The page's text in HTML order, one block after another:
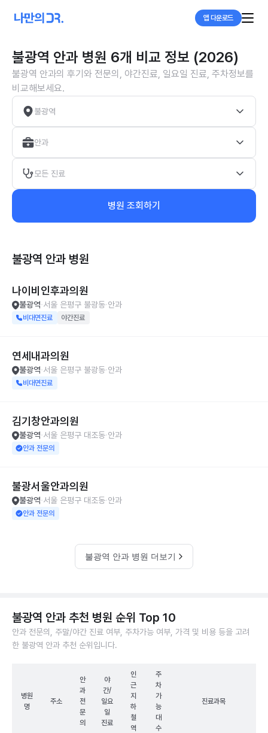
앱 다운로드
불광역 안과 병원 6개 비교 정보 (2026)
불광역 안과의 후기와 전문의, 야간진료, 일요일 진료, 주차정보를
비교해보세요.
불광역
안과
모든 진료
병원 조회하기
불광역 안과 병원
나이비인후과의원
불광역 서울 은평구 불광동 안과
비대면진료 야간진료
연세내과의원
불광역 서울 은평구 불광동 안과
비대면진료
김기창안과의원
불광역 서울 은평구 대조동 안과
안과 전문의
불광서울안과의원
불광역 서울 은평구 대조동 안과
안과 전문의
불광역 안과 병원 더보기
불광역 안과 추천 병원 순위 Top 10
안과 전문의, 주말/야간 진료 여부, 주차가능 여부, 가격 및 비용 등을 고려
한 불광역 안과 추천 순위입니다.
병원
명
주소
안
과
전
문
의
야
간/
일요
일
진료
인
근
지
하
철
역
주
차
가
능
대
수
진료과목